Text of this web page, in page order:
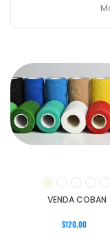
VENDA COBAN
$120,00